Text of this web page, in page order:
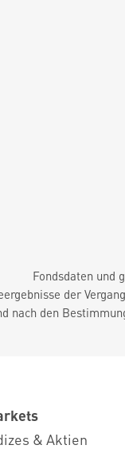
Fondsdaten und
der
nach den
& Aktien